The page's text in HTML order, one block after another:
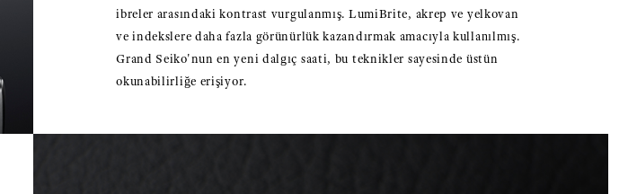
ibreler arasındaki kontrast vurgulanmış. LumiBrite, akrep ve yelkovan
ve indekslere daha fazla görünürlük kazandırmak amacıyla kullanılmış.
Grand Seiko'nun en yeni dalgıç saati, bu teknikler sayesinde üstün
okunabilirliğe erişiyor.